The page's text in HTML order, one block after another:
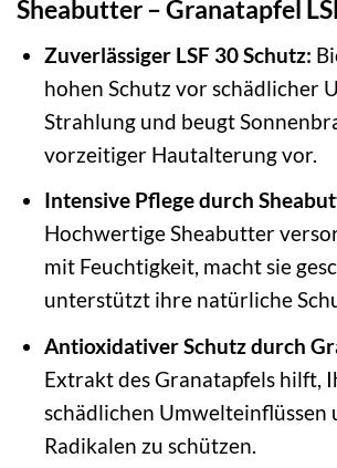
Sheabutter – Granatapfel
Zuverlässiger LSF 30 Schutz:
hohen Schutz vor schädlicher
Strahlung und beugt
vorzeitiger Hautalterung vor.
Intensive Pflege durch
Hochwertige Sheabutter
mit Feuchtigkeit, macht sie
unterstützt ihre natürliche
Antioxidativer Schutz durch
Extrakt des Granatapfels hilft,
schädlichen Umwelteinflüssen
Radikalen zu schützen.